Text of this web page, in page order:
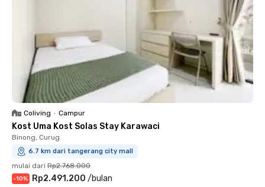
Coliving • Campur
Kost Uma Kost Solas Stay Karawaci
Binong, Curug
6.7 km dari tangerang city mall
mulai dari Rp2.768.000
-10% Rp2.491.200 /bulan